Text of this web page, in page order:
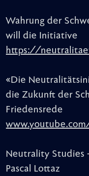
Wahrung der
will die Initiative
https://
«Die
die Zukunft der
Friedensrede
Neutrality Studies
Pascal Lottaz